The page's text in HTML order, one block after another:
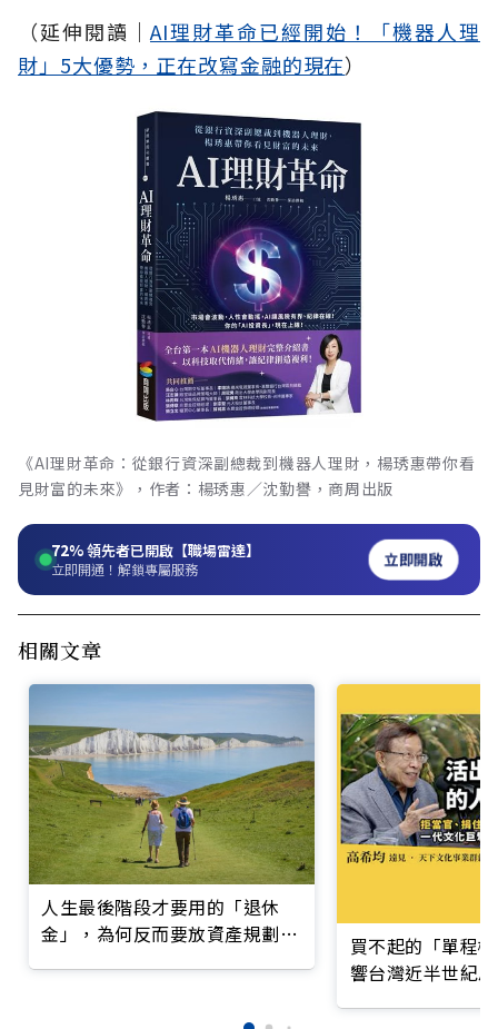
（延伸閱讀│ AI理財革命已經開始！「機器人理
財」5大優勢，正在改寫金融的現在）
《AI理財革命：從銀行資深副總裁到機器人理財，楊琇惠帶你看
見財富的未來》，作者：楊琇惠／沈勤譽，商周出版
72%領先者已開啟【職場雷達】
立即開通！解鎖專屬服務 立即開啟
相關文章
人生最後階段才要用的「退休
金」，為何反而要放資產規劃
買不起的「單程
響台灣近半世紀